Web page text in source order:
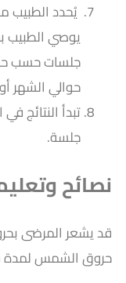
يُحدد الطبيب
جلسات حسب
حوالي الشهر
تبدأ النتائج
جلسة.
نصائح
قد يشعر المرضى
حروق الشمس لمدة